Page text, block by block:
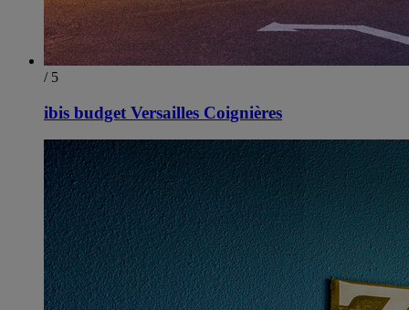
/ 5
ibis budget Versailles Coignières